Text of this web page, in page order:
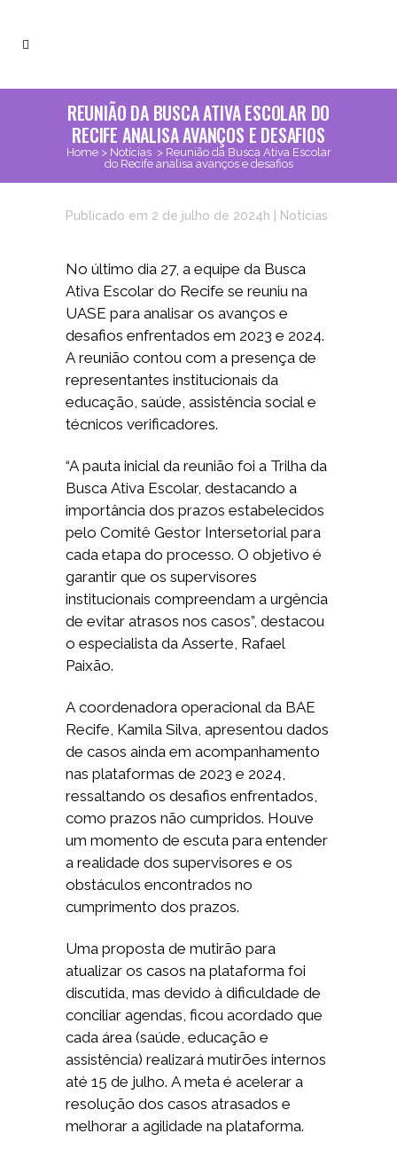
REUNIÃO DA BUSCA ATIVA ESCOLAR DO
RECIFE ANALISA AVANÇOS E DESAFIOS
Home> Notícias > Reunião da Busca Ativa Escolar
do Recife analisa avanços e desafios
Publicado em 2 de julho de 2024h Notícias
No último dia 27, a equipe da Busca
Ativa Escolar do Recife se reuniu na
UASE para analisar os avanços e
desafios enfrentados em 2023 e 2024.
A reunião contou com a presença de
representantes institucionais da
educação, saúde, assistência social e
técnicos verificadores.
“A pauta inicial da reunião foi a Trilha da
Busca Ativa Escolar, destacando a
importância dos prazos estabelecidos
pelo Comitê Gestor Intersetorial para
cada etapa do processo. O objetivo é
garantir que os supervisores
institucionais compreendam a urgência
de evitar atrasos nos casos”, destacou
o especialista da Asserte, Rafael
Paixão.
A coordenadora operacional da BAE
Recife, Kamila Silva, apresentou dados
de casos ainda em acompanhamento
nas plataformas de 2023 e 2024,
ressaltando os desafios enfrentados,
como prazos não cumpridos. Houve
um momento de escuta para entender
a realidade dos supervisores e os
obstáculos encontrados no
cumprimento dos prazos.
Uma proposta de mutirão para
atualizar os casos na plataforma foi
discutida, mas devido à dificuldade de
conciliar agendas, ficou acordado que
cada área (saúde, educação e
assistência) realizará mutirões internos
até 15 de julho. A meta é acelerar a
resolução dos casos atrasados e
melhorar a agilidade na plataforma.